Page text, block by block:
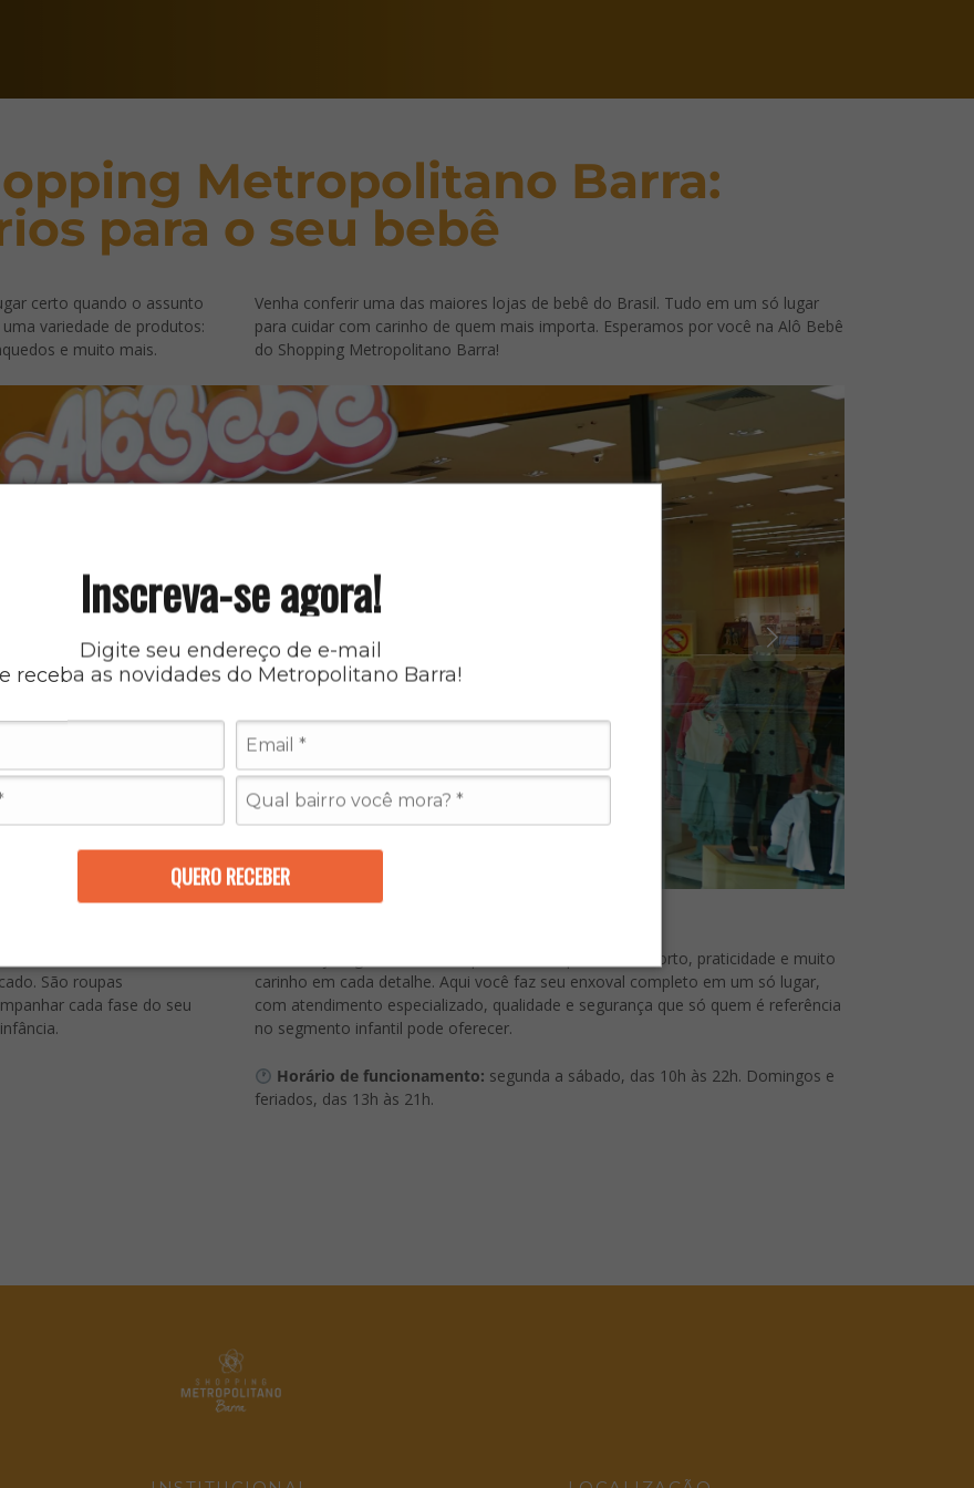
Inscreva-se agora!
Digite seu endereço de e-mail
e receba as novidades do Metropolitano Barra!
QUERO RECEBER
Metropolitano Barra:
para o seu bebê
certo quando o assunto
variedade de produtos:
e muito mais.
Venha conferir uma das maiores lojas de bebê do Brasil. Tudo em um só lugar
para cuidar com carinho de quem mais importa. Esperamos por você na Alô Bebê
do Shopping Metropolitano Barra!
São roupas
cada fase do seu
Visite a loja e garanta tudo o que seu bebê precisa: conforto, praticidade e muito
carinho em cada detalhe. Aqui você faz seu enxoval completo em um só lugar,
com atendimento especializado, qualidade e segurança que só quem é referência
no segmento infantil pode oferecer.
Horário de funcionamento: segunda a sábado, das 10h às 22h. Domingos e
feriados, das 13h às 21h.